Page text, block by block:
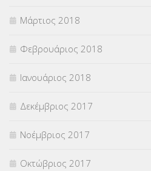
Μάρτιος 2018
Φεβρουάριος 2018
Ιανουάριος 2018
Δεκέμβριος 2017
Νοέμβριος 2017
Οκτώβριος 2017